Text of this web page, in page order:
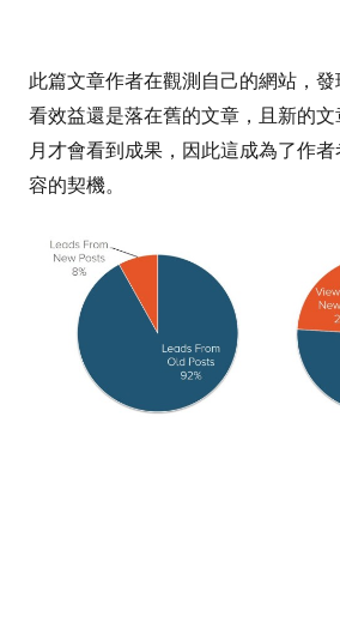
此篇文章作者在觀測自己的網站，
看效益還是落在舊的文章，且新的
月才會看到成果，因此這成為了作
容的契機。